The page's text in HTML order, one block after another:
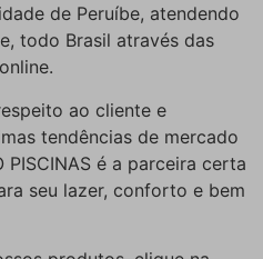
de Peruíbe, atendendo
todo Brasil através das
ao cliente e
tendências de mercado
é a parceira certa
seu lazer, conforto e bem